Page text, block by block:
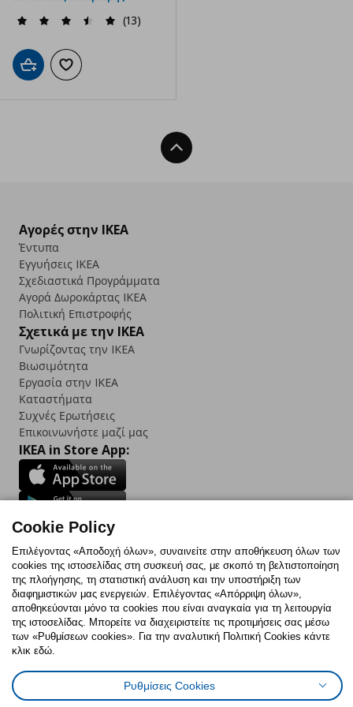
(13)
Προσθήκη στο καλάθι
Προσθήκη στα αγαπημένα
Back To Top
Αγορές στην IKEA
Έντυπα
Εγγυήσεις IKEA
Σχεδιαστικά Προγράμματα
Αγορά Δωρoκάρτας IKEA
Πολιτική Επιστροφής
Σχετικά με την IKEA
Γνωρίζοντας την IKEA
Βιωσιμότητα
Εργασία στην IKEA
Καταστήματα
Συχνές Ερωτήσεις
Επικοινωνήστε μαζί μας
IKEA in Store App:
Follow us:
FacebookInstagram
TikTokYoutubePinterestTwitter
Ρυθμίσεις cookiesΌροι Χρήσης
Γενική Πολιτική Προσωπικών Δεδομένων
Πολιτική Προσωπικών Δεδομένων για ΙΚΕΑ.gr
Cookie Policy
Επιλέγοντας «Αποδοχή όλων», συναινείτε στην αποθήκευση όλων των
cookies της ιστοσελίδας στη συσκευή σας, με σκοπό τη βελτιστοποίηση
της πλοήγησης, τη στατιστική ανάλυση και την υποστήριξη των
διαφημιστικών μας ενεργειών. Επιλέγοντας «Απόρριψη όλων»,
αποθηκεύονται μόνο τα cookies που είναι αναγκαία για τη λειτουργία
της ιστοσελίδας. Μπορείτε να διαχειριστείτε τις προτιμήσεις σας μέσω
των «Ρυθμίσεων cookies». Για την αναλυτική Πολιτική Cookies κάντε
κλικ εδώ.
Ρυθμίσεις Cookies